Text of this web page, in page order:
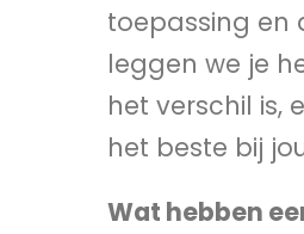
toepassing en
leggen we je
het verschil is,
het beste bij
Wat hebben